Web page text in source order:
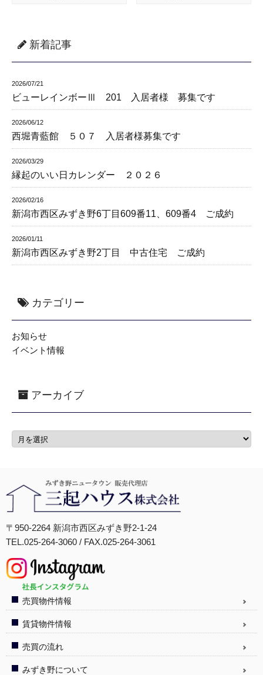
新着記事
2026/07/21
ビューレインボーⅢ 201 入居者様 募集です
2026/06/12
西堀青藍館 ５０７ 入居者様募集です
2026/03/29
縁起のいい日カレンダー ２０２６
2026/02/16
新潟市西区みずき野6丁目609番11、609番4 ご成約
2026/01/11
新潟市西区みずき野2丁目 中古住宅 ご成約
カテゴリー
お知らせ
イベント情報
アーカイブ
〒950-2264 新潟市西区みずき野2-1-24
TEL.025-264-3060 / FAX.025-264-3061
売買物件情報
賃貸物件情報
売買の流れ
みずき野について